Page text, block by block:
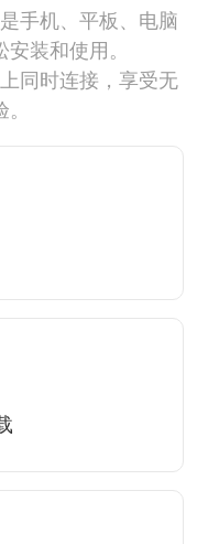
手机、平板、电脑
装和使用。
同时连接，享受无